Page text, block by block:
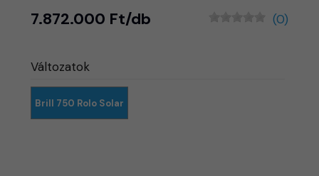
7.872.000 Ft/db (0)
Változatok
Brill 750 Rolo Solar